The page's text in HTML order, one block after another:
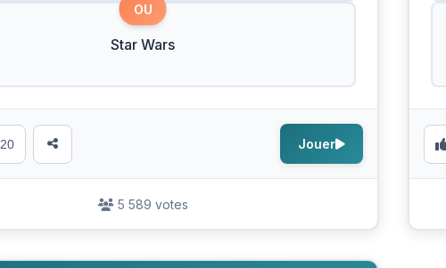
OU
Star Wars
20 Jouer
5 589 votes